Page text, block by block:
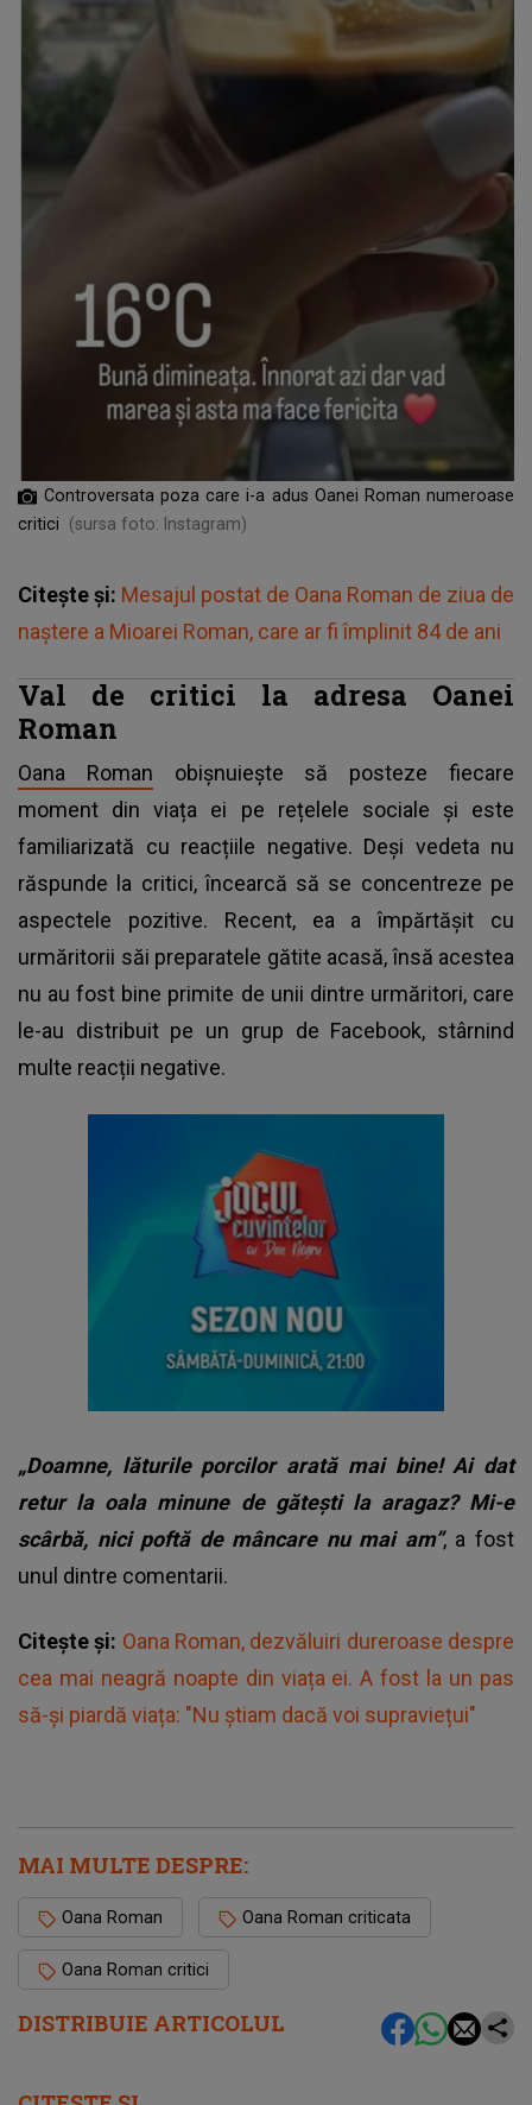
DISTRIBUIE ARTICOLUL
Controversata poza care i-a adus Oanei Roman numeroase
critici
(sursa foto: Instagram)
Citește și: Mesajul postat de Oana Roman de ziua de
naștere a Mioarei Roman, care ar fi împlinit 84 de ani
Val de critici la adresa Oanei
Roman
Oana Roman obișnuiește să posteze fiecare
moment din viața ei pe rețelele sociale și este
familiarizată cu reacțiile negative. Deși vedeta nu
răspunde la critici, încearcă să se concentreze pe
aspectele pozitive. Recent, ea a împărtășit cu
urmăritorii săi preparatele gătite acasă, însă acestea
nu au fost bine primite de unii dintre urmăritori, care
le-au distribuit pe un grup de Facebook, stârnind
multe reacții negative.
„Doamne, lăturile porcilor arată mai bine! Ai dat
retur la oala minune de gătești la aragaz? Mi-e
scârbă, nici poftă de mâncare nu mai am”, a fost
unul dintre comentarii.
Citește și: Oana Roman, dezvăluiri dureroase despre
cea mai neagră noapte din viața ei. A fost la un pas
să-și piardă viața: "Nu știam dacă voi supraviețui"
MAI MULTE DESPRE:
Oana Roman Oana Roman criticata
Oana Roman critici